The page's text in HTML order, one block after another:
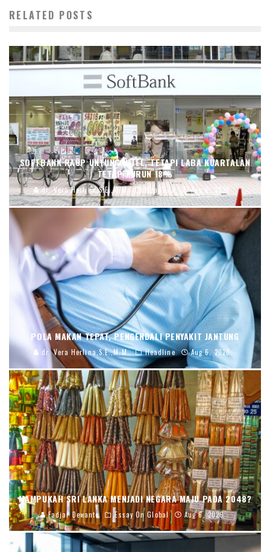
RELATED POSTS
SOFTBANK RAUP UNTUNG INTEL, TETAPI LABA KUARTALAN
TETAP TURUN 18%
dr. Vera Herlina,S.E.,M.M. Headline Aug 6, 2026
POLA MAKAN TEPAT, PENGENDALI PENYAKIT JANTUNG
dr. Vera Herlina,S.E.,M.M. Headline Aug 6, 2026
MAMPUKAH SRI LANKA MENJADI NEGARA MAJU PADA 2048?
Fadjar Dewanto Essay On Global Aug 6, 2026